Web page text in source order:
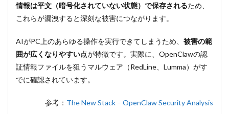
12
ま
は次世代
のAIアシ
スタント
情報は平文（暗号化されていない状態）で保存されるため、
これらが漏洩すると深刻な被害につながります。
AIがPC上のあらゆる操作を実行できてしまうため、 被害の範
囲が広くなりやすい点が特徴です。実際に、OpenClawの認
証情報ファイルを狙うマルウェア（RedLine、Lumma）がす
でに確認されています。
参考： The New Stack – OpenClaw Security Analysis